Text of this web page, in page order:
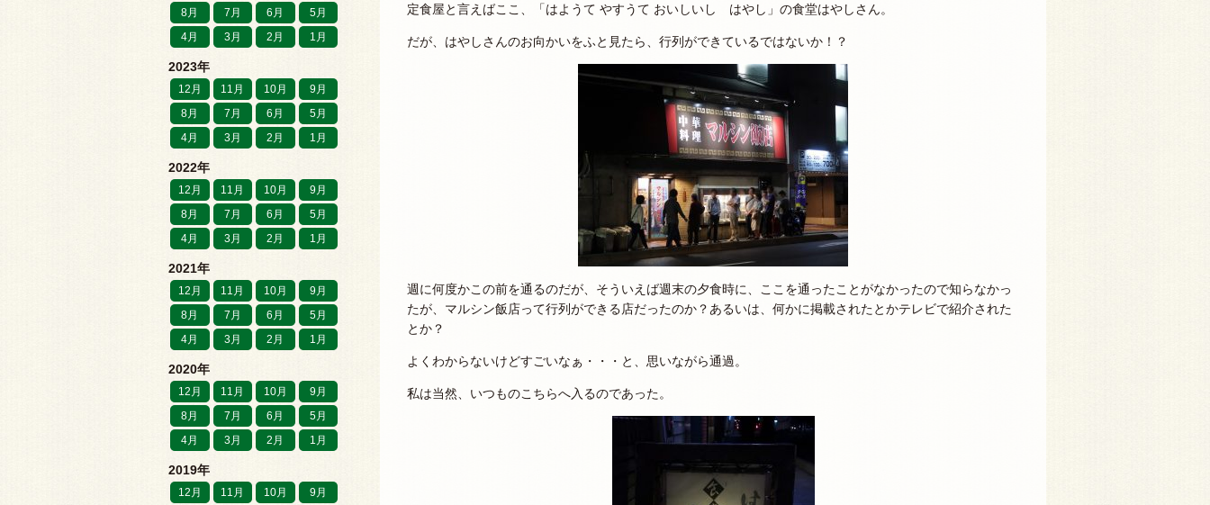
定食屋と言えばここ、「はようて やすうて おいしいし はやし」の食堂はやしさん。
だが、はやしさんのお向かいをふと見たら、行列ができているではないか！？
週に何度かこの前を通るのだが、そういえば週末の夕食時に、ここを通ったことがなかったので知らなかっ
たが、マルシン飯店って行列ができる店だったのか？あるいは、何かに掲載されたとかテレビで紹介された
とか？
よくわからないけどすごいなぁ・・・と、思いながら通過。
私は当然、いつものこちらへ入るのであった。
8月
7月 6月
5月
4月
3月 2月 1月
2023年
12月 11月 10月
9月
8月
7月 6月
5月
4月
3月 2月 1月
2022年
12月 11月 10月
9月
8月
7月 6月
5月
4月
3月 2月 1月
2021年
12月 11月 10月
9月
8月
7月 6月
5月
4月
3月 2月 1月
2020年
12月 11月 10月
9月
8月
7月 6月
5月
4月
3月 2月 1月
2019年
12月 11月 10月
9月